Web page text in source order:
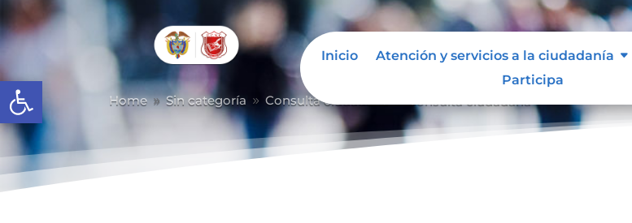
Abrir barra de herramientas
Inicio Atención y servicios a la ciudadanía
Participa
Home 9 Sin categoría 9 Consulta ciudadana